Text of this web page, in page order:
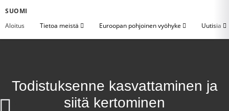
SUOMI
Aloitus
Tietoa meistä Euroopan pohjoinen vyöhyke Uutisia
Todistuksenne kasvattaminen ja
siitä kertominen